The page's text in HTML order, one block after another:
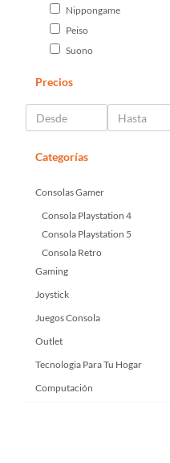
Nippongame
Peiso
Suono
Precios
Categorías
Consolas Gamer
Consola Playstation 4
Consola Playstation 5
Consola Retro
Gaming
Joystick
Juegos Consola
Outlet
Tecnologia Para Tu Hogar
Computación